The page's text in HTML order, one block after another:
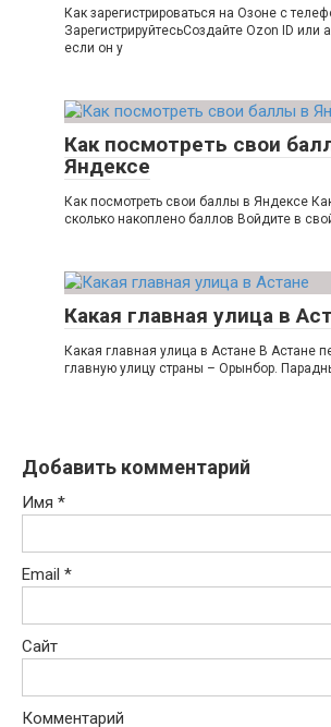
Как зарегистрироваться на Озоне с
ЗарегистрируйтесьСоздайте Ozon ID или
если он у
Как посмотреть свои
Яндексе
Как посмотреть свои баллы в Яндексе
сколько накоплено баллов Войдите в
Какая главная улица в
Какая главная улица в Астане В Астане
главную улицу страны – Орынбор.
Добавить комментарий
Имя *
Email *
Сайт
Комментарий